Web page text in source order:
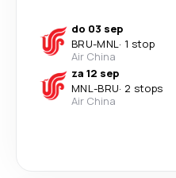
do 03 sep
BRU-MNL· 1 stop
Air China
za 12 sep
MNL-BRU· 2 stops
Air China